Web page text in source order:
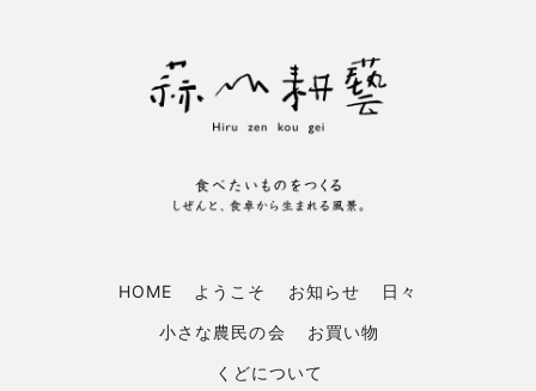
HOME ようこそ お知らせ
日々
小さな農民の会
お買い物
くどについて